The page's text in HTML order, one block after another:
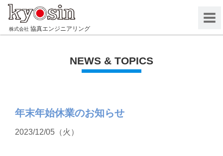
株式会社 協真エンジニアリング
NEWS & TOPICS
年末年始休業のお知らせ
2023/12/05（火）